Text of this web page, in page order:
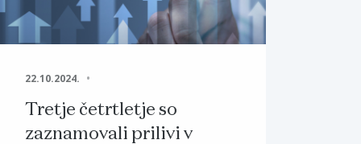
22.10.2024.
Tretje četrtletje so
zaznamovali prilivi v